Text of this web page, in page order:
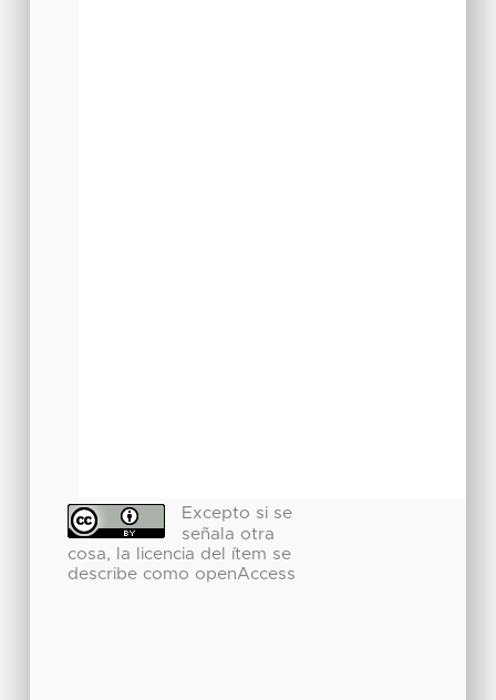
Excepto si se
señala otra
cosa, la licencia del ítem se
describe como openAccess